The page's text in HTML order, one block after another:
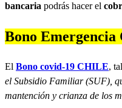
bancaria podrás hacer el
Bono Emergencia
El Bono covid-19 CHILE,
el Subsidio Familiar (SUF),
mantención y crianza de los